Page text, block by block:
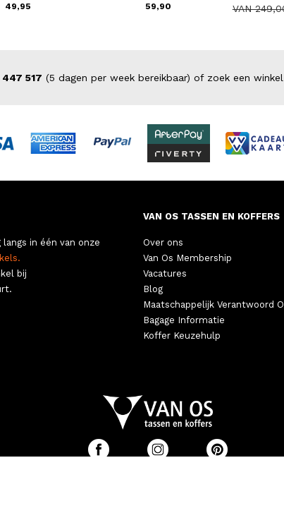
49,95
59,90 VAN
447 517 (5 dagen per week bereikbaar) of zoek een
langs in één van onze
bij
VAN OS TASSEN EN KOFFERS
Over ons
Van Os Membership
Vacatures
Blog
Maatschappelijk Verantwoord
Bagage Informatie
Koffer Keuzehulp